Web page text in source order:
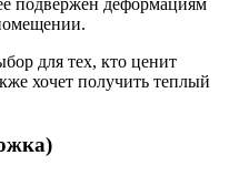
подвержен деформациям
для тех, кто ценит
хочет получить теплый